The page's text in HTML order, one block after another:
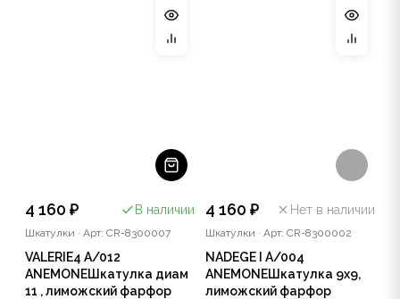
4 160 ₽ В наличии
Шкатулки · Арт: CR-8300007
VALERIE4 A/012
ANEMONEШкатулка диам
11 , лиможский фарфор
4 160 ₽ Нет в наличии
Шкатулки · Арт: CR-8300002
NADEGE I A/004
ANEMONEШкатулка 9х9,
лиможский фарфор